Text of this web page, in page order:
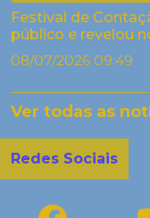
Festival de
público e revelou
08/07/2026 09:49
Ver todas as
Redes Sociais